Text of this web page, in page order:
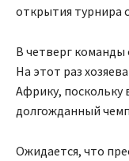
открытия турнира
В четверг команды
На этот раз
Африку, поскольку
долгожданный
Ожидается, что